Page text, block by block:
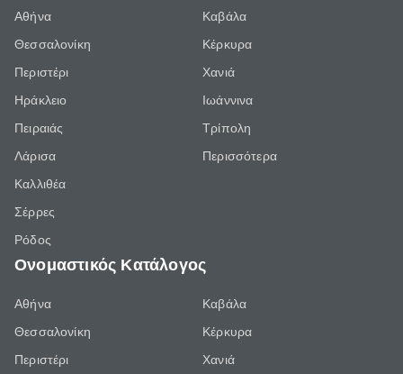
Αθήνα
Θεσσαλονίκη
Περιστέρι
Ηράκλειο
Πειραιάς
Λάρισα
Καλλιθέα
Σέρρες
Ρόδος
Καβάλα
Κέρκυρα
Χανιά
Ιωάννινα
Τρίπολη
Περισσότερα
Ονομαστικός Κατάλογος
Αθήνα
Θεσσαλονίκη
Περιστέρι
Καβάλα
Κέρκυρα
Χανιά